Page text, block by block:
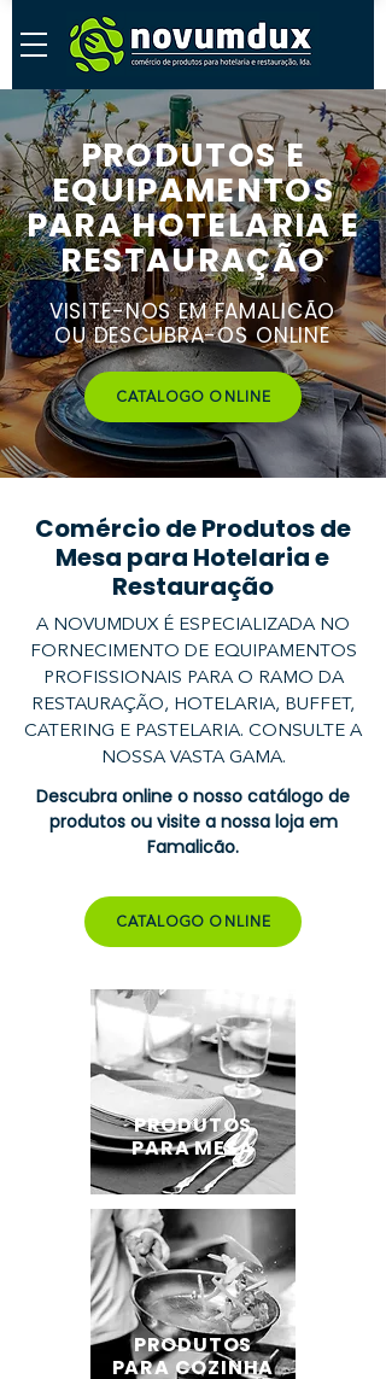
PRODUTOS E
EQUIPAMENTOS
PARA HOTELARIA E
RESTAURAÇÃO
VISITE-NOS EM FAMALICÃO
OU DESCUBRA-OS ONLINE
CATÁLOGO ONLINE
Comércio de Produtos de
Mesa para Hotelaria e
Restauração
A NOVUMDUX É ESPECIALIZADA NO
FORNECIMENTO DE EQUIPAMENTOS
PROFISSIONAIS PARA O RAMO DA
RESTAURAÇÃO, HOTELARIA, BUFFET,
CATERING E PASTELARIA. CONSULTE A
NOSSA VASTA GAMA.
Descubra online o nosso catálogo de
produtos ou visite a nossa loja em
Famalicão.
CATÁLOGO ONLINE
PRODUTOS
PARA MESA
PRODUTOS
PARA COZINHA